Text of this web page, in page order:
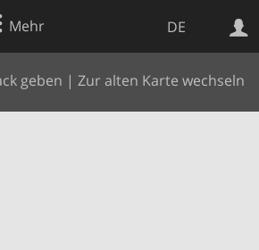
DE
Mehr
geben | Zur alten Karte wechseln
Websuche